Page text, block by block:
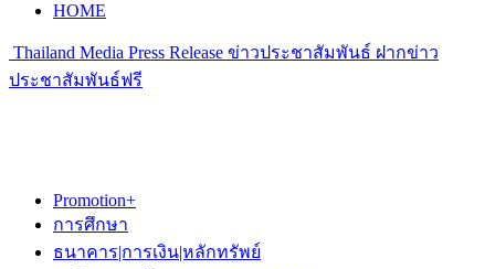
HOME
Thailand Media Press Release ข่าวประชาสัมพันธ์ ฝากข่าว
ประชาสัมพันธ์ฟรี
Promotion+
การศึกษา
ธนาคาร|การเงิน|หลักทรัพย์